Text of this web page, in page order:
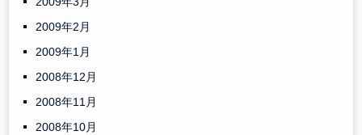
2009年2月
2009年1月
2008年12月
2008年11月
2008年10月